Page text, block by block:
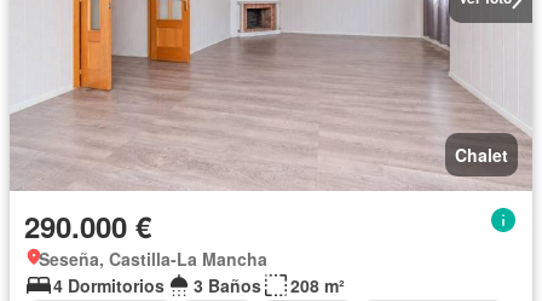
Chalet
290.000 €
Seseña, Castilla-La Mancha
4 Dormitorios
3 Baños
208 m²